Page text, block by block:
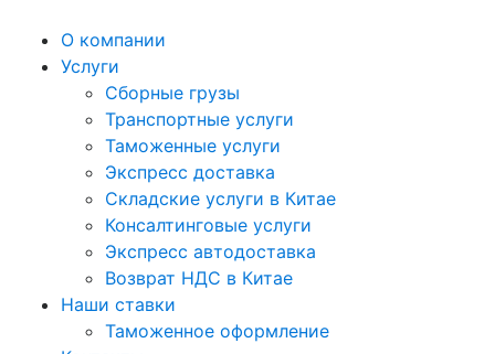
О компании
Услуги
Сборные грузы
Транспортные услуги
Таможенные услуги
Экспресс доставка
Cкладские услуги в Китае
Консалтинговые услуги
Экспресс автодоставка
Возврат НДС в Китае
Наши ставки
Таможенное оформление